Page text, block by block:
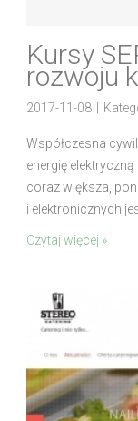
Kursy
rozwoju
2017-11-08
Współczesna
energię
coraz większa,
i elektronicznych
Czytaj więcej »